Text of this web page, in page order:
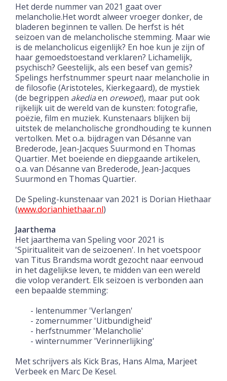
Het derde nummer van 2021 gaat over
melancholie.Het wordt alweer vroeger donker, de
bladeren beginnen te vallen. De herfst is hét
seizoen van de melancholische stemming. Maar wie
is de melancholicus eigenlijk? En hoe kun je zijn of
haar gemoedstoestand verklaren? Lichamelijk,
psychisch? Geestelijk, als een besef van gemis?
Spelings herfstnummer speurt naar melancholie in
de filosofie (Aristoteles, Kierkegaard), de mystiek
(de begrippen akediaen orewoet), maar put ook
rijkelijk uit de wereld van de kunsten: fotografie,
poëzie, film en muziek. Kunstenaars blijken bij
uitstek de melancholische grondhouding te kunnen
vertolken. Met o.a. bijdragen van Désanne van
Brederode, Jean-Jacques Suurmond en Thomas
Quartier. Met boeiende en diepgaande artikelen,
o.a. van Désanne van Brederode, Jean-Jacques
Suurmond en Thomas Quartier.
De Speling-kunstenaar van 2021 is Dorian Hiethaar
(www.dorianhiethaar.nl)
Jaarthema
Het jaarthema van Speling voor 2021 is
'Spiritualiteit van de seizoenen'. In het voetspoor
van Titus Brandsma wordt gezocht naar eenvoud
in het dagelijkse leven, te midden van een wereld
die volop verandert. Elk seizoen is verbonden aan
een bepaalde stemming:
- lentenummer 'Verlangen'
- zomernummer 'Uitbundigheid'
- herfstnummer 'Melancholie'
- winternummer 'Verinnerlijking'
Met schrijvers als Kick Bras, Hans Alma, Marjeet
Verbeek en Marc De Kesel.